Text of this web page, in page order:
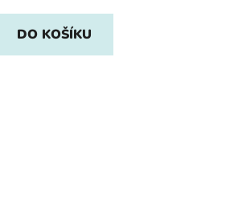
DO KOŠÍKU